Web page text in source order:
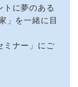
トに夢のある
」を一緒に目
ミナー」にご